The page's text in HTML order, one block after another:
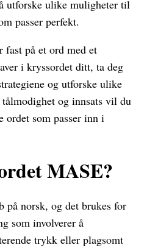
utforske ulike muligheter til
passer perfekt.
fast på et ord med et
i kryssordet ditt, ta deg
og utforske ulike
og innsats vil du
ordet som passer inn i
MASE?
på norsk, og det brukes for
som involverer å
trykk eller plagsomt